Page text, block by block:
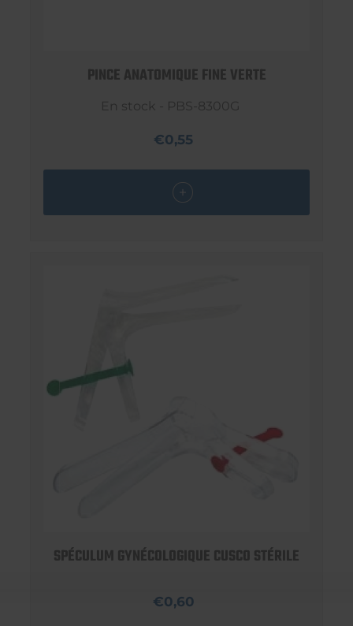
PINCE ANATOMIQUE FINE VERTE
En stock - PBS-8300G
€0,55
SPÉCULUM GYNÉCOLOGIQUE CUSCO STÉRILE
€0,60